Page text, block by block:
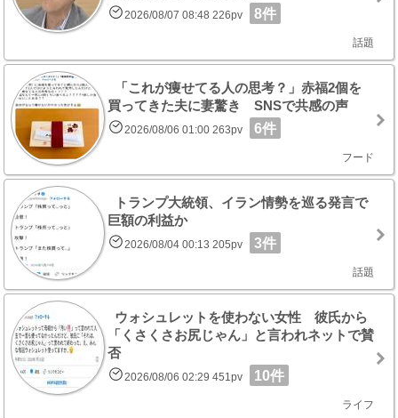
2026/08/07 08:48 226pv 8件
話題
「これが痩せてる人の思考？」赤福2個を
買ってきた夫に妻驚き SNSで共感の声
2026/08/06 01:00 263pv 6件
フード
トランプ大統領、イラン情勢を巡る発言で
巨額の利益か
2026/08/04 00:13 205pv 3件
話題
ウォシュレットを使わない女性 彼氏から
「くさくさお尻じゃん」と言われネットで賛
否
2026/08/06 02:29 451pv 10件
ライフ